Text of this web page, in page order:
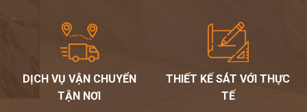
DỊCH VỤ VẬN CHUYỂN
TẬN NƠI
THIẾT KẾ SÁT VỚI THỰC
TẾ